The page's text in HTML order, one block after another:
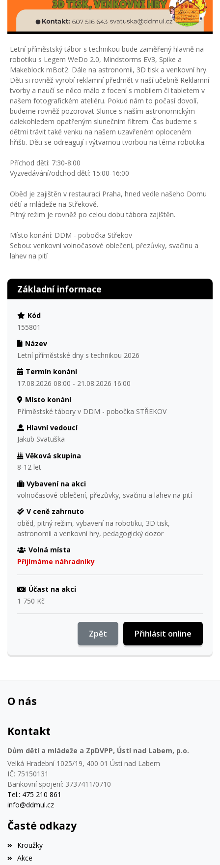
Letní příměstský tábor s technikou bude zaměřený hlavně na
robotiku s Legem WeDo 2.0, Mindstorms EV3, Spike a
Makeblock mBot2. Dále na astronomii, 3D tisk a venkovní hry.
Děti si rovněž vyrobí reklamní předmět v naší učebně Reklamní
tvorby a naučí se něco málo z focení s mobilem či tabletem v
našem fotografickém ateliéru. Pokud nám to počasí dovolí,
budeme rovněž pozorovat Slunce s naším astronomickým
dalekohledem opatřeným slunečním filtrem. Čas budeme s
dětmi trávit také venku na našem uzavřeném oploceném
hřišti. Děti se odreagují i výtvarnou tvorbou na téma robotika.
Příchod dětí: 7:30-8:00
Vyzvedávání/odchod dětí: 15:00-16:00
Oběd je zajištěn v restauraci Praha, hned vedle našeho Domu
dětí a mládeže na Střekově.
Pitný režim je rovněž po celou dobu tábora zajištěn.
Místo konání: DDM - pobočka Střekov
Sebou: venkovní volnočasové oblečení, přezůvky, svačinu a
lahev na pití
Základní informace
Kód
155801
Název
Letní příměstské dny s technikou 2026
Termín konání
17.08.2026 08:00 - 21.08.2026 16:00
Místo konání
Příměstské tábory v DDM - pobočka STŘEKOV
Hlavní vedoucí
Jakub Svatuška
Věková skupina
8-12 let
Vybavení na akci
volnočasové oblečení, přezůvky, svačinu a lahev na pití
V ceně zahrnuto
oběd, pitný režim, vybavení na robotiku, 3D tisk,
astronomii a venkovní hry, pedagogický dozor
Volná místa
Přijímáme náhradníky
Účast na akci
1 750 Kč
Přihlásit online
Zpět
O nás
Kontakt
Dům dětí a mládeže a ZpDVPP, Ústí nad Labem, p.o.
Velká Hradební 1025/19, 400 01 Ústí nad Labem
IČ: 75150131
Bankovní spojení: 3737411/0710
Tel.: 475 210 861
info@ddmul.cz
Časté odkazy
Kroužky
Akce